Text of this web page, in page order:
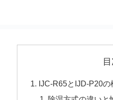
IJC-R65とIJD-P20の